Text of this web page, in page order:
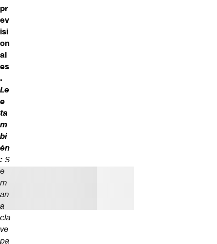
pr
ev
isi
on
al
es
.
Le
e
ta
m
bi
én
: S
e
m
an
a
cla
ve
pa